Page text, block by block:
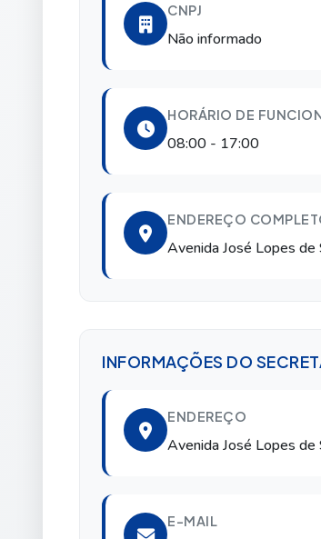
CNPJ
Não informado
HORÁRIO DE
08:00 - 17:00
ENDEREÇO
Avenida José Lopes de
INFORMAÇÕES DO
ENDEREÇO
Avenida José Lopes de
E-MAIL